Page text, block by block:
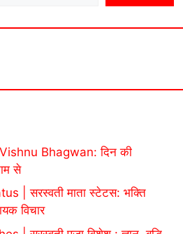
Bhagwan: दिन की
से
| सरस्वती माता स्टेटस: भक्ति
विचार